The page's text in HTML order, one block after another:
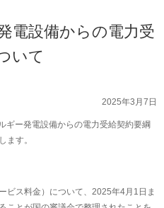
電設備からの電力受
いて
2025年3月7日
ギー発電設備からの電力受給契約要綱
ます。
ビス料金）について、2025年4月1日ま